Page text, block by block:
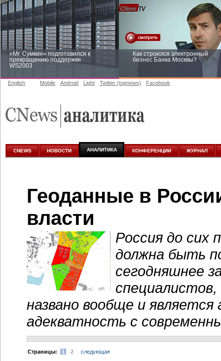
«Mr. Сумкин» подготовился к
прекращению поддержки
WS2003
Как строился электронный
бизнес Банка Москвы?
аналитике
English Mobile Android Light Twitter (topnews) Facebook
CNEWS НОВОСТИ АНАЛИТИКА КОНФЕРЕНЦИИ ЖУРНАЛ
Геоданные в
власти
Россия до сих
должна быть
сегодняшнее
названо вообще и
адекватность с
Cтраницы: 1 2 следующая